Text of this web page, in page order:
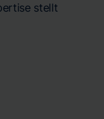
stellt